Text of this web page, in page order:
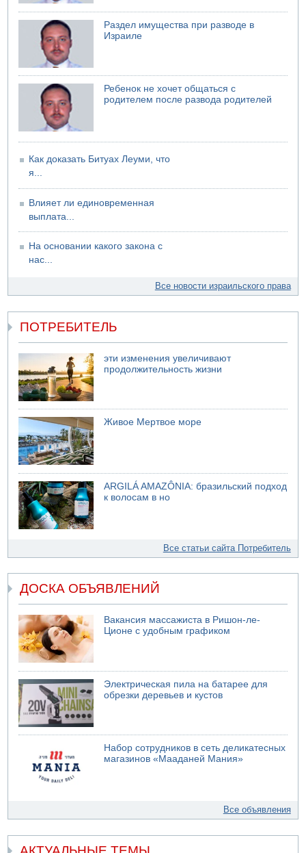
Раздел имущества при разводе в
Израиле
Ребенок не хочет общаться с
родителем после развода родителей
Как доказать Битуах Леуми, что
я...
Влияет ли единовременная
выплата...
На основании какого закона с
нас...
Все новости израильского права
ПОТРЕБИТЕЛЬ
эти изменения увеличивают
продолжительность жизни
Живое Мертвое море
ARGILÁ AMAZÔNIA: бразильский подход
к волосам в но
Все статьи сайта Потребитель
ДОСКА ОБЪЯВЛЕНИЙ
Вакансия массажиста в Ришон-ле-
Ционе с удобным графиком
Электрическая пила на батарее для
обрезки деревьев и кустов
Набор сотрудников в сеть деликатесных
магазинов «Мааданей Мания»
Все объявления